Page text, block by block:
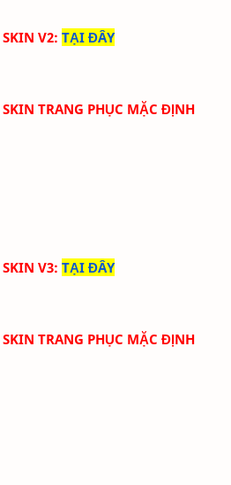
V2: TẠI ĐÂY
TRANG PHỤC MẶC ĐỊNH
V3: TẠI ĐÂY
TRANG PHỤC MẶC ĐỊNH